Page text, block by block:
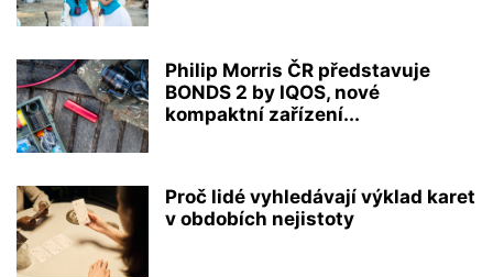
Philip Morris ČR představuje
BONDS 2 by IQOS, nové
kompaktní zařízení...
Proč lidé vyhledávají výklad karet
v obdobích nejistoty